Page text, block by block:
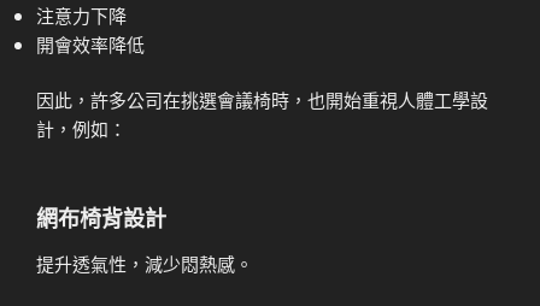
注意力下降
開會效率降低
因此，許多公司在挑選會議椅時，也開始重視人體工學設
計，例如：
網布椅背設計
提升透氣性，減少悶熱感。